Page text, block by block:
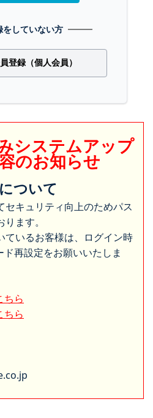
をしていない方
登録（個人会員）
システムアップ
のお知らせ
ついて
セキュリティ向上のためパス
ます。
ているお客様は、ログイン時
再設定をお願いいたしま
ちら
ちら